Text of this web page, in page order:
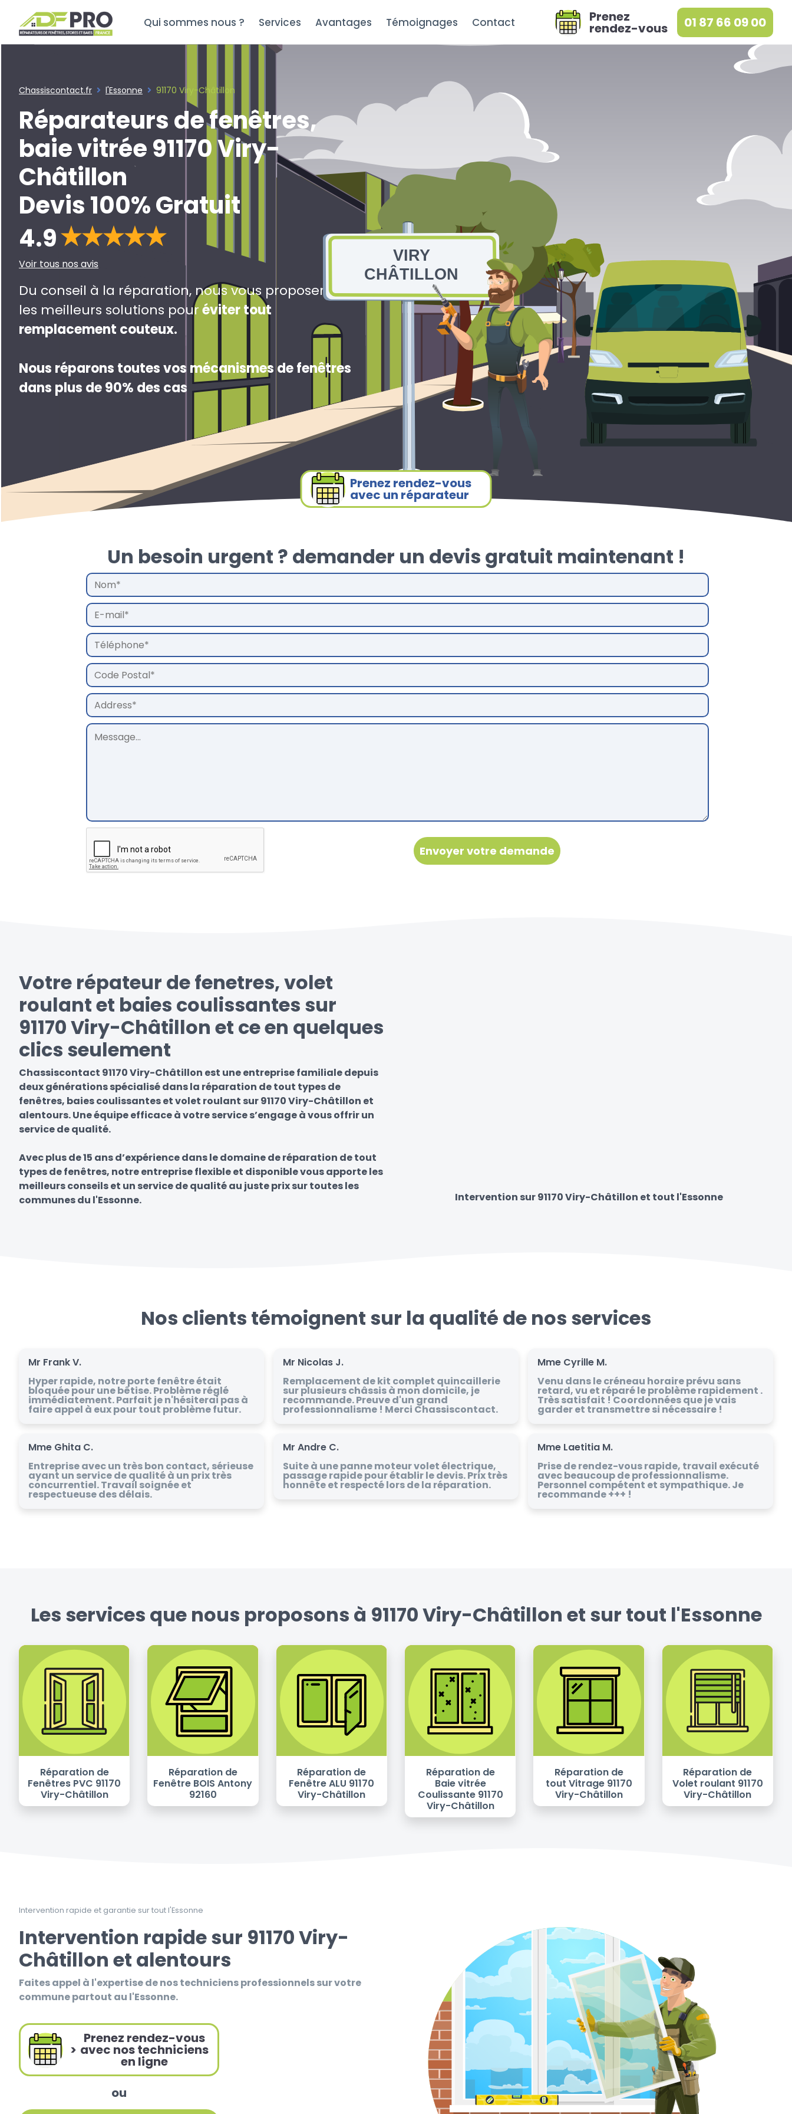
Qui sommes nous ? Services Avantages Témoignages Contact Prenez
rendez-vous 01 87 66 09 00
Chassiscontact.fr l'Essonne 91170 Viry-Châtillon
Réparateurs de fenêtres,
baie vitrée 91170 Viry-
Châtillon
Devis 100% Gratuit
4.9
Voir tous nos avis
Du conseil à la réparation, nous vous proposerons
les meilleurs solutions pouréviter tout
remplacement couteux.
Nous réparons toutes vos mécanismes de fenêtres
dans plus de 90% des cas
VIRY
CHÂTILLON
Prenez rendez-vous
avec un réparateur
Un besoin urgent ? demander un devis gratuit maintenant !
Votre répateur de fenetres, volet
roulant et baies coulissantes sur
91170 Viry-Châtillon et ce en quelques
clics seulement
Chassiscontact 91170 Viry-Châtillon est une entreprise familiale depuis
deux générations spécialisé dans la réparation de tout types de
fenêtres, baies coulissantes et volet roulant sur 91170 Viry-Châtillon et
alentours. Une équipe efficace à votre service s’engage à vous offrir un
service de qualité.
Avec plus de 15 ans d’expérience dans le domaine de réparation de tout
types de fenêtres, notre entreprise flexible et disponible vous apporte les
meilleurs conseils et un service de qualité au juste prix sur toutes les
communes du l'Essonne.
Intervention sur 91170 Viry-Châtillon et tout l'Essonne
Nos clients témoignent sur la qualité de nos services
Mr Frank V.
Hyper rapide, notre porte fenêtre était
bloquée pour une bêtise. Problème réglé
immédiatement. Parfait je n'hésiterai pas à
faire appel à eux pour tout problème futur.
Mr Nicolas J.
Remplacement de kit complet quincaillerie
sur plusieurs châssis à mon domicile, je
recommande. Preuve d'un grand
professionnalisme ! Merci Chassiscontact.
Mme Cyrille M.
Venu dans le créneau horaire prévu sans
retard, vu et réparé le problème rapidement .
Très satisfait ! Coordonnées que je vais
garder et transmettre si nécessaire !
Mme Ghita C.
Entreprise avec un très bon contact, sérieuse
ayant un service de qualité à un prix très
concurrentiel. Travail soignée et
respectueuse des délais.
Mr Andre C.
Suite à une panne moteur volet électrique,
passage rapide pour établir le devis. Prix très
honnête et respecté lors de la réparation.
Mme Laetitia M.
Prise de rendez-vous rapide, travail exécuté
avec beaucoup de professionnalisme.
Personnel compétent et sympathique. Je
recommande +++ !
Les services que nous proposons à 91170 Viry-Châtillon et sur tout l'Essonne
Réparation de
Fenêtres PVC 91170
Viry-Châtillon
Réparation de
Fenêtre BOIS Antony
92160
Réparation de
Fenêtre ALU 91170
Viry-Châtillon
Réparation de
Baie vitrée
Coulissante 91170
Viry-Châtillon
Réparation de
tout Vitrage 91170
Viry-Châtillon
Réparation de
Volet roulant 91170
Viry-Châtillon
Intervention rapide et garantie sur tout l'Essonne
Intervention rapide sur 91170 Viry-
Châtillon et alentours
Faites appel à l'expertise de nos techniciens professionnels sur votre
commune partout au l'Essonne.
>
Prenez rendez-vous
avec nos techniciens
en ligne
ou